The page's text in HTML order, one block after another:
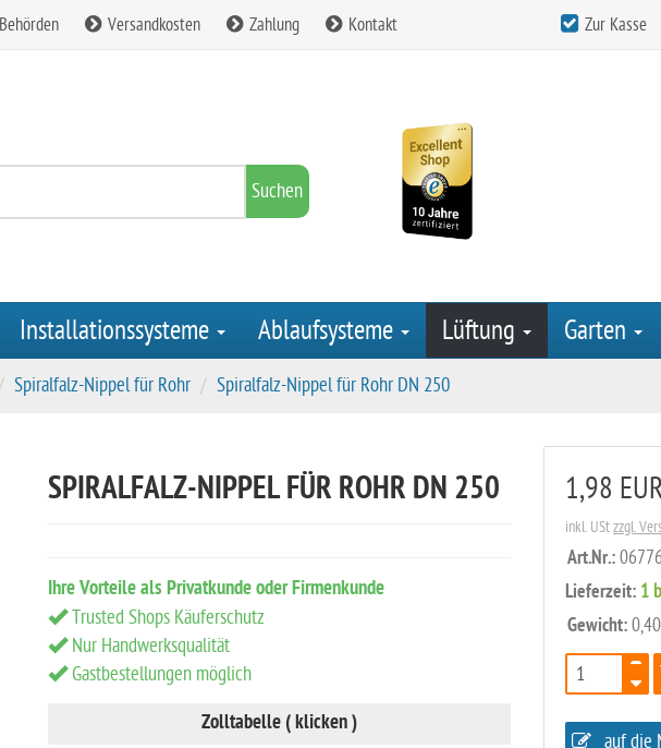
Versandkosten Zahlung Kontakt Zur Kasse
Suchen
Installationssysteme Ablaufsysteme Lüftung Garten
Spiralfalz-Nippel für Rohr Spiralfalz-Nippel für Rohr DN 250
1,98
inkl. UStzzgl.
Art.Nr.:
Lieferzeit: 1
Gewicht:
auf die
SPIRALFALZ-NIPPEL FÜR ROHR DN 250
Ihre Vorteile als Privatkunde oder Firmenkunde
Trusted Shops Käuferschutz
Nur Handwerksqualität
Gastbestellungen möglich
Zolltabelle ( klicken )